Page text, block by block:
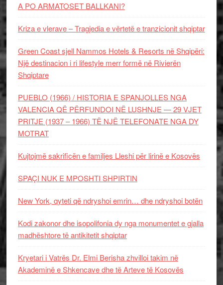
A PO ARMATOSET BALLKANI?
Kriza e vlerave – Tragjedia e vërtetë e tranzicionit shqiptar
Green Coast sjell Nammos Hotels & Resorts në Shqipëri:
Një destinacion i ri lifestyle merr formë në Rivierën
Shqiptare
PUEBLO (1966) / HISTORIA E SPANJOLLES NGA
VALENCIA QË PËRFUNDOI NË LUSHNJE — 29 VJET
PRITJE (1937 – 1966) TË NJË TELEFONATE NGA DY
MOTRAT
Kujtojmë sakrificën e familjes Lleshi për lirinë e Kosovës
SPAÇI NUK E MPOSHTI SHPIRTIN
New York, qyteti që ndryshoi emrin… dhe ndryshoi botën
Kodi zakonor dhe isopolifonia dy nga monumentet e gjalla
madhështore të antikitetit shqiptar
Kryetari i Vatrës Dr. Elmi Berisha zhvilloi takim në
Akademinë e Shkencave dhe të Arteve të Kosovës